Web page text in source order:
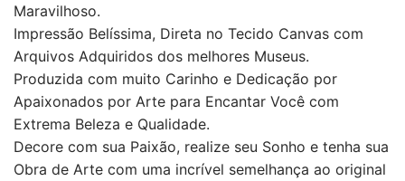
Maravilhoso.
Impressão Belíssima, Direta no Tecido Canvas com
Arquivos Adquiridos dos melhores Museus.
Produzida com muito Carinho e Dedicação por
Apaixonados por Arte para Encantar Você com
Extrema Beleza e Qualidade.
Decore com sua Paixão, realize seu Sonho e tenha sua
Obra de Arte com uma incrível semelhança ao original